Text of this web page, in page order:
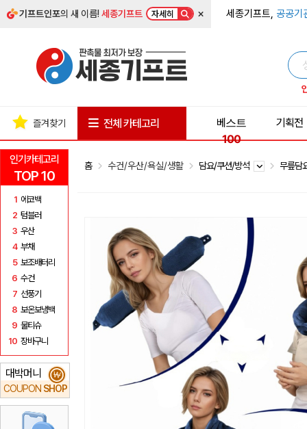
기프트인포의 새 이름!세종기프트 자세히 × 세종기프트, 공공기
인기카테고리
TOP 10
1 에코백
2 텀블러
3 우산
4 부채
5 보조배터리
6 수건
7 선풍기
8 보온보냉백
9 물티슈
10 장바구니
대박머니
COUPON SHOP
₩
즐겨찾기 전체 카테고리
베스트
100
기획전
홈 수건/우산/욕실/생활 담요/쿠션/방석 무릎